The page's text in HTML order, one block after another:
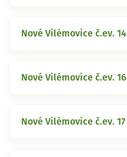
Nové Vilémovice č.ev. 14
Nové Vilémovice č.ev. 16
Nové Vilémovice č.ev. 17